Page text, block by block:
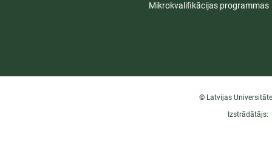
Mikrokvalifikācijas programmas
© Latvijas
Izstrādātājs: